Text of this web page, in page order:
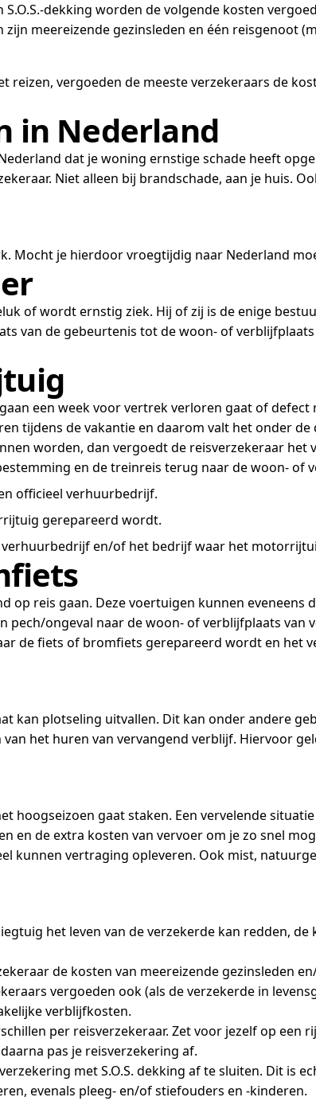
dekking worden de volgende kosten
meereizende gezinsleden en één reisgenoot
vergoeden de meeste verzekeraars de
in Nederland
dat je woning ernstige schade heeft
Niet alleen bij brandschade, aan je huis.
Mocht je hierdoor vroegtijdig naar Nederland
of wordt ernstig ziek. Hij of zij is de enige
van de gebeurtenis tot de woon- of
een week voor vertrek verloren gaat of
tijdens de vakantie en daarom valt het onder de
worden, dan vergoedt de reisverzekeraar het
en de treinreis terug naar de woon- of
officieel verhuurbedrijf.
gerepareerd wordt.
en/of het bedrijf waar het
reis gaan. Deze voertuigen kunnen eveneens
ongeval naar de woon- of verblijfplaats van
de fiets of bromfiets gerepareerd wordt en het
kan plotseling uitvallen. Dit kan onder andere
het huren van vervangend verblijf. Hiervoor
gaat staken. Een vervelende
en de extra kosten van vervoer om je zo snel
kunnen vertraging opleveren. Ook mist,
het leven van de verzekerde kan redden,
de kosten van meereizende gezinsleden
vergoeden ook (als de verzekerde in
verblijfkosten.
per reisverzekeraar. Zet voor jezelf op een
pas je reisverzekering af.
met S.O.S. dekking af te sluiten. Dit is
evenals pleeg- en/of stiefouders en -kinderen.